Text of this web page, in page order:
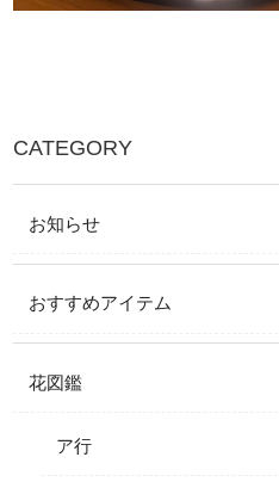
CATEGORY
お知らせ
おすすめアイテム
花図鑑
ア行